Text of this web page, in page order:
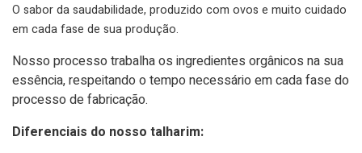
O sabor da saudabilidade, produzido com ovos e muito cuidado
em cada fase de sua produção.
Nosso processo trabalha os ingredientes orgânicos na sua
essência, respeitando o tempo necessário em cada fase do
processo de fabricação.
Diferenciais do nosso talharim: